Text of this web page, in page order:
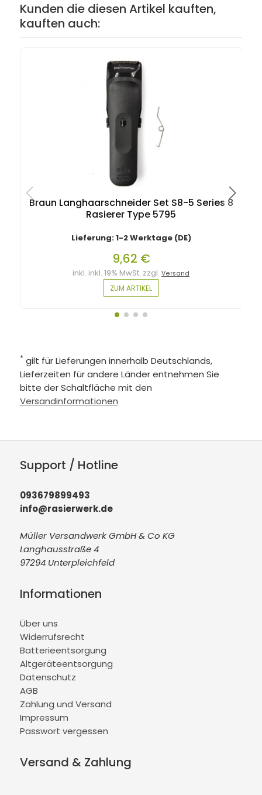
Kunden die diesen Artikel kauften,
kauften auch:
Braun Langhaarschneider Set S8-5 Series 8
Rasierer Type 5795
Lieferung: 1-2 Werktage (DE)
9,62 €
inkl. inkl. 19% MwSt. zzgl.Versand
ZUM ARTIKEL
* gilt für Lieferungen innerhalb Deutschlands,
Lieferzeiten für andere Länder entnehmen Sie
bitte der Schaltfläche mit den
Versandinformationen
Support / Hotline
093679899493
info@rasierwerk.de
Müller Versandwerk GmbH & Co KG
Langhausstraße 4
97294 Unterpleichfeld
Informationen
Über uns
Widerrufsrecht
Batterieentsorgung
Altgeräteentsorgung
Datenschutz
AGB
Zahlung und Versand
Impressum
Passwort vergessen
Versand & Zahlung